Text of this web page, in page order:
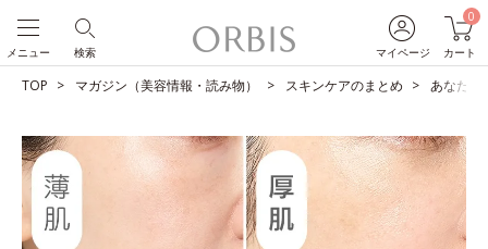
マイページ
0
カート
検索
メニュー
TOP マガジン（美容情報・読み物） スキンケアのまとめ あなたは